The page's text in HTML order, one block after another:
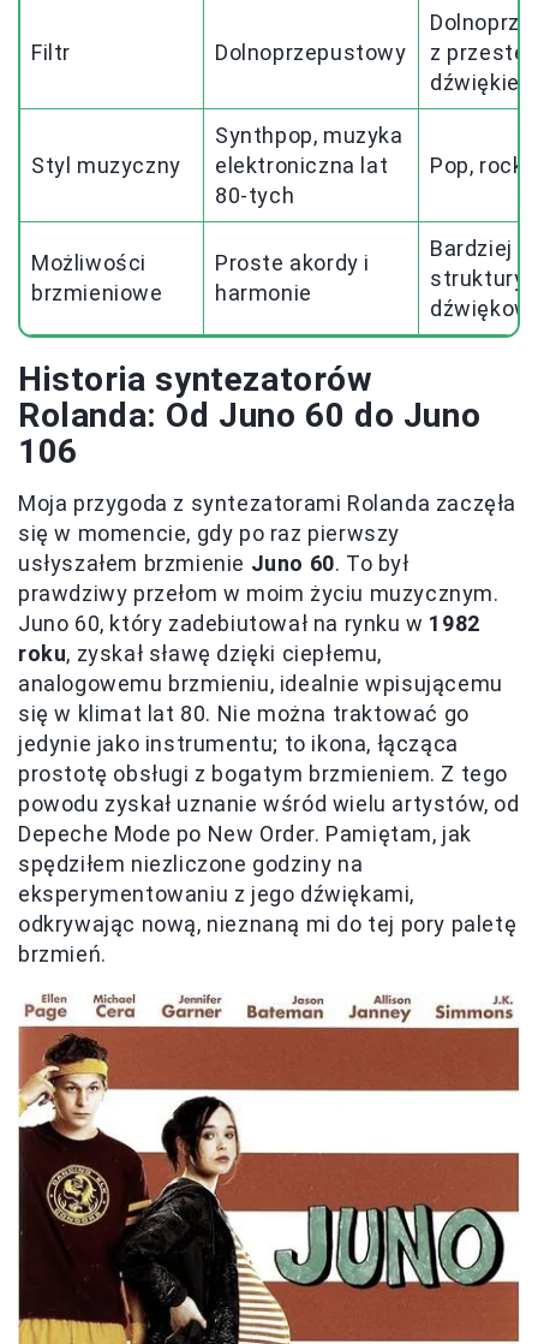
Filtr Dolnoprzepustowy
z
Styl muzyczny
Synthpop, muzyka
elektroniczna lat
80-tych
Pop, rock,
Możliwości
brzmieniowe
Proste akordy i
harmonie
Bardziej
struktury
Historia syntezatorów
Rolanda: Od Juno 60 do Juno
106
Moja przygoda z syntezatorami Rolanda zaczęła
się w momencie, gdy po raz pierwszy
usłyszałem brzmienie Juno 60. To był
prawdziwy przełom w moim życiu muzycznym.
Juno 60, który zadebiutował na rynku w 1982
roku, zyskał sławę dzięki ciepłemu,
analogowemu brzmieniu, idealnie wpisującemu
się w klimat lat 80. Nie można traktować go
jedynie jako instrumentu; to ikona, łącząca
prostotę obsługi z bogatym brzmieniem. Z tego
powodu zyskał uznanie wśród wielu artystów, od
Depeche Mode po New Order. Pamiętam, jak
spędziłem niezliczone godziny na
eksperymentowaniu z jego dźwiękami,
odkrywając nową, nieznaną mi do tej pory paletę
brzmień.